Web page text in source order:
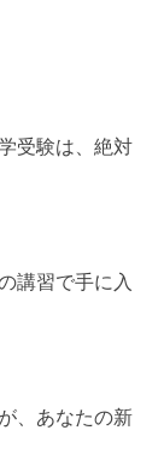
受験は、絶対
講習で手に入
、あなたの新